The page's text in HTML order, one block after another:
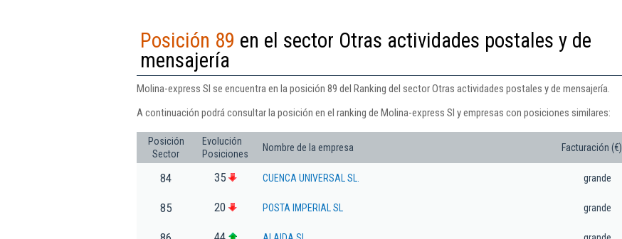
Posición 89 en el sector Otras actividades postales y de
mensajería
Molina-express Sl se encuentra en la posición 89 del Ranking del sector Otras actividades postales y de mensajería.
A continuación podrá consultar la posición en el ranking de Molina-express Sl y empresas con posiciones similares:
Posición
Sector
Evolución
Posiciones
Nombre de la empresa Facturación (€)
84 35 CUENCA UNIVERSAL SL. grande
85 20 POSTA IMPERIAL SL grande